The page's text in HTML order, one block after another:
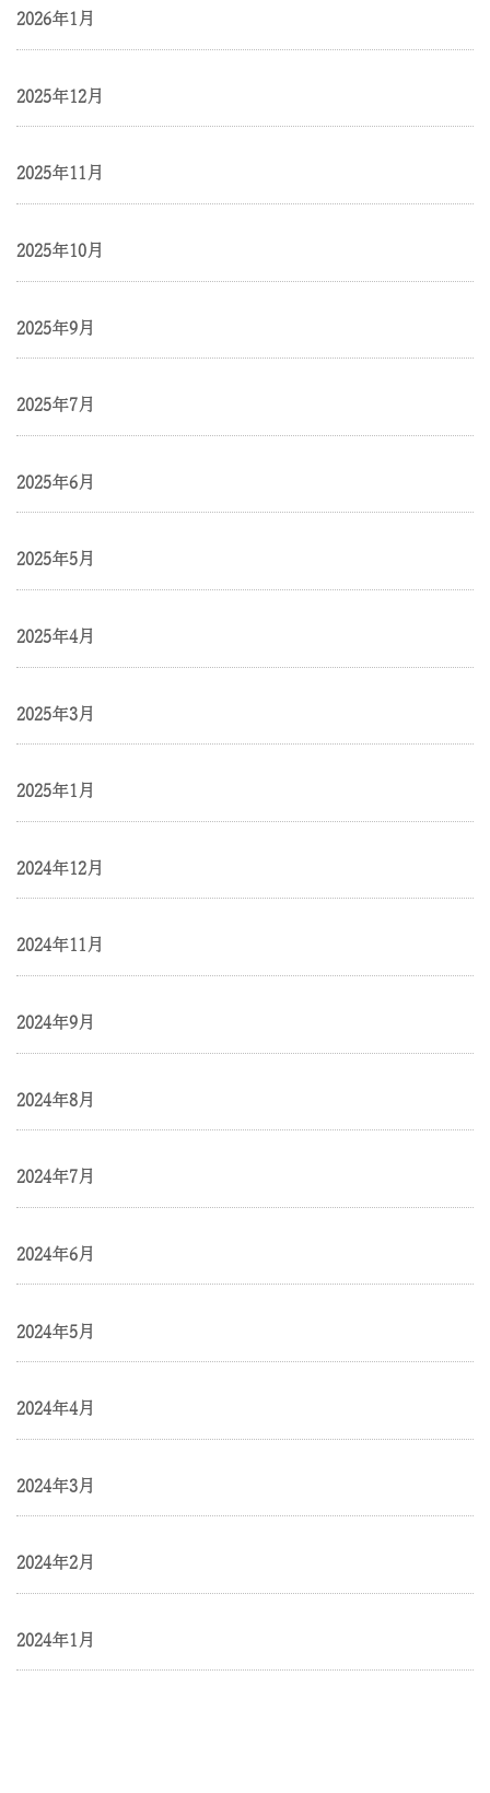
2026年1月
2025年12月
2025年11月
2025年10月
2025年9月
2025年7月
2025年6月
2025年5月
2025年4月
2025年3月
2025年1月
2024年12月
2024年11月
2024年9月
2024年8月
2024年7月
2024年6月
2024年5月
2024年4月
2024年3月
2024年2月
2024年1月